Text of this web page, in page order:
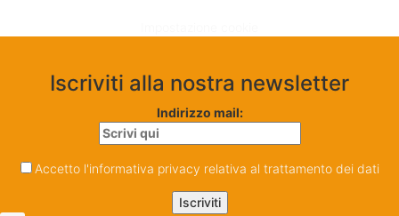
Iscriviti alla nostra newsletter
Indirizzo mail:
Accetto l'informativa privacy relativa al trattamento dei dati